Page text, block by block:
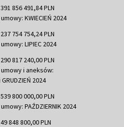
856 491,84 PLN
KWIECIEŃ 2024
754 754,24 PLN
LIPIEC 2024
817 240,00 PLN
i aneksów:
2024
800 000,00 PLN
PAŹDZIERNIK 2024
848 800,00 PLN